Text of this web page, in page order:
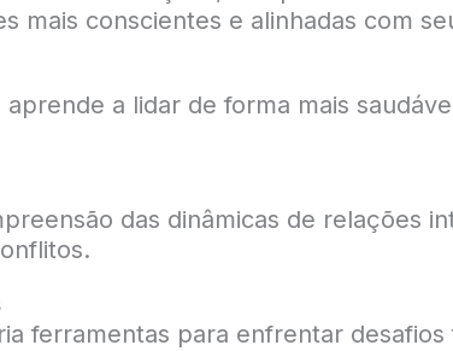
mais conscientes e alinhadas com
a lidar de forma mais
das dinâmicas de relações
ferramentas para enfrentar